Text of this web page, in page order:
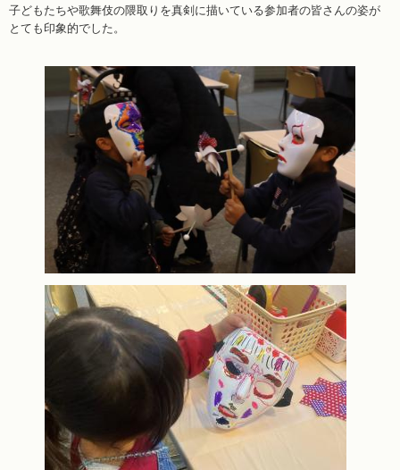
子どもたちや歌舞伎の隈取りを真剣に描いている参加者の皆さんの姿が
とても印象的でした。